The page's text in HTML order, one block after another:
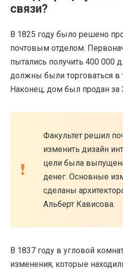
связи?
В 1825 году было решено
почтовым отделом.
пытались получить 400 000
должны были торговаться в
Наконец, дом был продан за
Факультет решил
изменить дизайн
цели была
денег. Основные
сделаны
Альберт Кависова.
В 1837 году в угловой
изменения, которые